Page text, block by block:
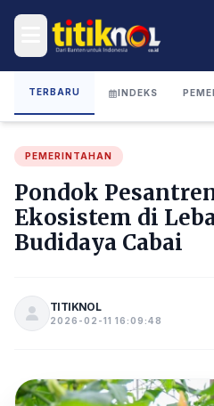
TERBARU INDEKS
PEMERINTAHAN
Pondok
Ekosistem di
Budidaya Cabai
TITIKNOL
2026-02-11 16:09:48